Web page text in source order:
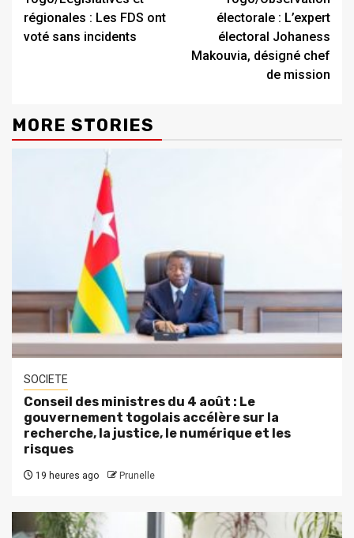
Reading
régionales : Les FDS ont
voté sans incidents
électorale : L’expert
électoral Johaness
Makouvia, désigné chef
de mission
MORE STORIES
SOCIETE
Conseil des ministres du 4 août : Le
gouvernement togolais accélère sur la
recherche, la justice, le numérique et les
risques
19 heures ago Prunelle